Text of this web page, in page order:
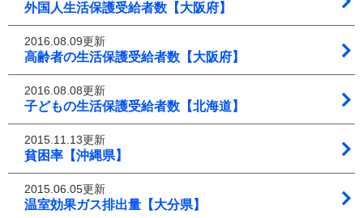
外国人生活保護受給者数【大阪府】
2016.08.09更新
高齢者の生活保護受給者数【大阪府】
2016.08.08更新
子どもの生活保護受給者数【北海道】
2015.11.13更新
貧困率【沖縄県】
2015.06.05更新
温室効果ガス排出量【大分県】